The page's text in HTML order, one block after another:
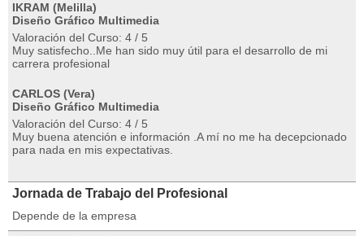
IKRAM (Melilla)
Diseño Gráfico Multimedia
Valoración del Curso: 4 / 5
Muy satisfecho..Me han sido muy útil para el desarrollo de mi
carrera profesional
CARLOS (Vera)
Diseño Gráfico Multimedia
Valoración del Curso: 4 / 5
Muy buena atención e información .A mí no me ha decepcionado
para nada en mis expectativas.
Jornada de Trabajo del Profesional
Depende de la empresa